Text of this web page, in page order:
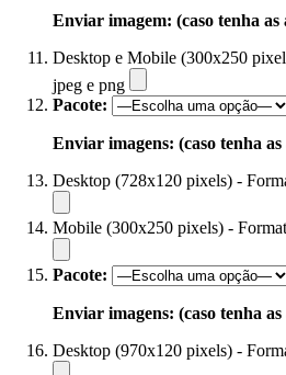
Enviar imagem: (caso tenha as
Desktop e Mobile (300x250
jpeg e png
Pacote:
Enviar imagens: (caso tenha
Desktop (728x120 pixels) -
Mobile (300x250 pixels) -
Pacote:
Enviar imagens: (caso tenha
Desktop (970x120 pixels) -